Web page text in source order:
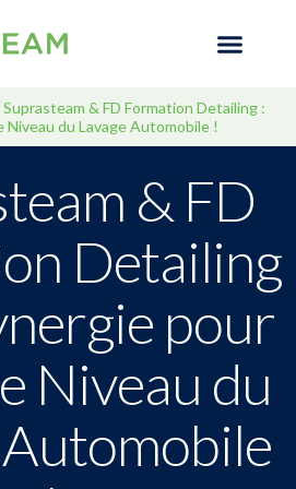
Suprasteam & FD Formation Detailing :
du Lavage Automobile !
& FD
Detailing
pour
Niveau du